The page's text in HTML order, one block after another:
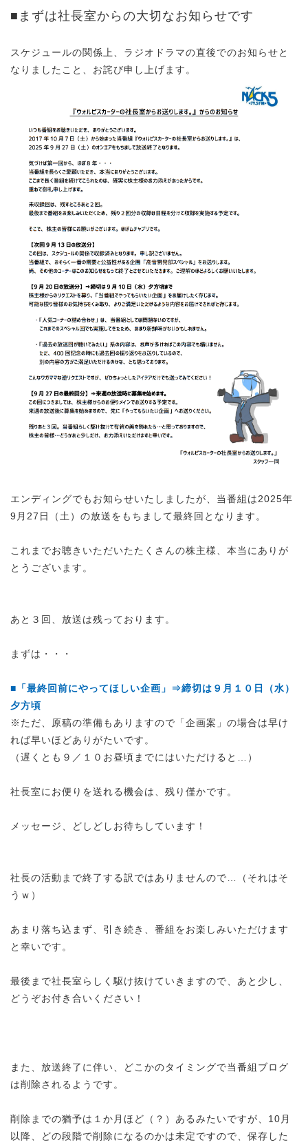
■まずは社長室からの大切なお知らせです
スケジュールの関係上、ラジオドラマの直後でのお知らせと
なりましたこと、お詫び申し上げます。
エンディングでもお知らせいたしましたが、当番組は2025年
9月27日（土）の放送をもちまして最終回となります。
これまでお聴きいただいたたくさんの株主様、本当にありが
とうございます。
あと３回、放送は残っております。
まずは・・・
■「最終回前にやってほしい企画」⇒締切は９月１０日（水）
夕方頃
※ただ、原稿の準備もありますので「企画案」の場合は早け
れば早いほどありがたいです。
（遅くとも９／１０お昼頃までにはいただけると…）
社長室にお便りを送れる機会は、残り僅かです。
メッセージ、どしどしお待ちしています！
社長の活動まで終了する訳ではありませんので…（それはそ
うｗ）
あまり落ち込まず、引き続き、番組をお楽しみいただけます
と幸いです。
最後まで社長室らしく駆け抜けていきますので、あと少し
どうぞお付き合いください！
また、放送終了に伴い、どこかのタイミングで当番組ブログ
は削除されるようです。
削除までの猶予は１か月ほど（？）あるみたいですが、10月
以降、どの段階で削除になるのかは未定ですので、保存した